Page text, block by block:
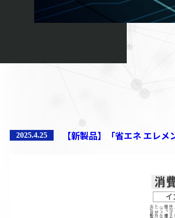
2025.4.25 【新製品】「省エネ エレ